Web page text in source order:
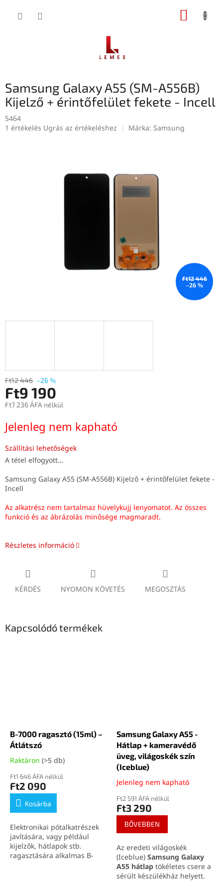
KOSÁR
Samsung Galaxy A55 (SM-A556B)
Kijelző + érintőfelület fekete - Incell
5464
A1 értékelés Ugrás az értékeléshez Márka: Samsung
Ft12 446
–26 %
Ft12 446 –26 %
Ft9 190
Ft7 236 ÁFA nélkül
Jelenleg nem kapható
Szállítási lehetőségek
A tétel elfogyott…
Samsung Galaxy A55 (SM-A556B) Kijelző + érintőfelület fekete -
Incell
Az alkatrész nem tartalmaz hüvelykujj lenyomatot. Az összes
funkció és az ábrázolás minősége magmaradt.
Részletes információ
KÉRDÉS NYOMON KÖVETÉS MEGOSZTÁS
Kapcsolódó termékek
B-7000 ragasztó (15ml) –
Átlátszó
Raktáron (>5 db)
Ft1 646 ÁFA nélkül
Ft2 090
Kosárba
Elektronikai pótalkatrészek
javítására, vagy például
kijelzők, hátlapok stb.
ragasztására alkalmas B-
Samsung Galaxy A55 -
Hátlap + kameravédő
üveg, világoskék szín
(Iceblue)
Jelenleg nem kapható
Ft2 591 ÁFA nélkül
Ft3 290
BŐVEBBEN
Az eredeti világoskék
(Iceblue) Samsung Galaxy
A55 hátlap tökéletes csere a
sérült készülékház helyett.